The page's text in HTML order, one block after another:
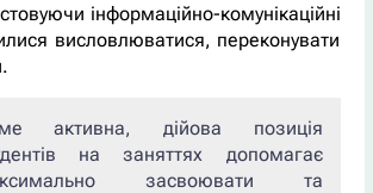
інформаційно-комунікаційні
висловлюватися, переконувати
активна, дійова позиція
на заняттях допомагає
засвоювати та